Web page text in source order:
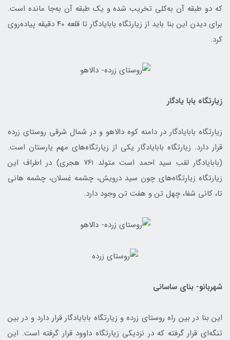
که دو طبقه آن به‌کلی تخریب شده و یک طبقه آن به‌جا مانده است.
برای دیدن این بنا باید از زیارتگاه بابایادگار تا قلعه ۴۰ دقیقه پیاده‌روی
کرد.
زیارتگاه بابا یادگار
زیارتگاه بابایادگار در دامنه کوه دالاهو و در شمال شرقی روستای زرده
قرار دارد. زیارتگاه بابایادگار یکی از زیارتگاه‌های مهم یارستان است.
(بابایادگار لقب سید احمد است متولد ۷۶۱ هجری) در اطراف این
زیارتگاه زیارتگاه‌های چون سید درویش، چشمه غسلان، چشمه هانی
تا، کانی شفا، چهل تن و هفت تن وجود دارد.
شهربانو- بنای ساسانی
این بنا در بین راه روستای زرده و زیارتگاه بابایادگار قرار دارد و در بین
تنگه‌ای قرار گرفته که در نزدیکی زیارتگاه داوود قرار گرفته است. این